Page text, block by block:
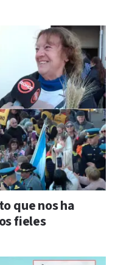
que nos ha
fieles